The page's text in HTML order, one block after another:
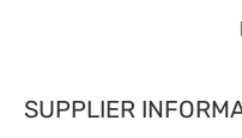
SUPPLIER